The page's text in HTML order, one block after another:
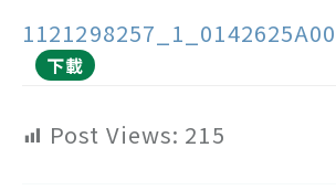
下載
Post Views: 215